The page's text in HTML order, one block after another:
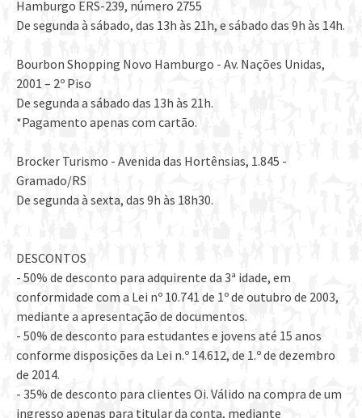
Hamburgo ERS-239, número 2755
De segunda à sábado, das 13h às 21h, e sábado das 9h às 14h.
Bourbon Shopping Novo Hamburgo - Av. Nações Unidas,
2001 – 2º Piso
De segunda a sábado das 13h às 21h.
*Pagamento apenas com cartão.
Brocker Turismo - Avenida das Hortênsias, 1.845 -
Gramado/RS
De segunda à sexta, das 9h às 18h30.
DESCONTOS
- 50% de desconto para adquirente da 3ª idade, em
conformidade com a Lei nº 10.741 de 1º de outubro de 2003,
mediante a apresentação de documentos.
- 50% de desconto para estudantes e jovens até 15 anos
conforme disposições da Lei n.º 14.612, de 1.º de dezembro
de 2014.
- 35% de desconto para clientes Oi. Válido na compra de um
ingresso apenas para titular da conta, mediante